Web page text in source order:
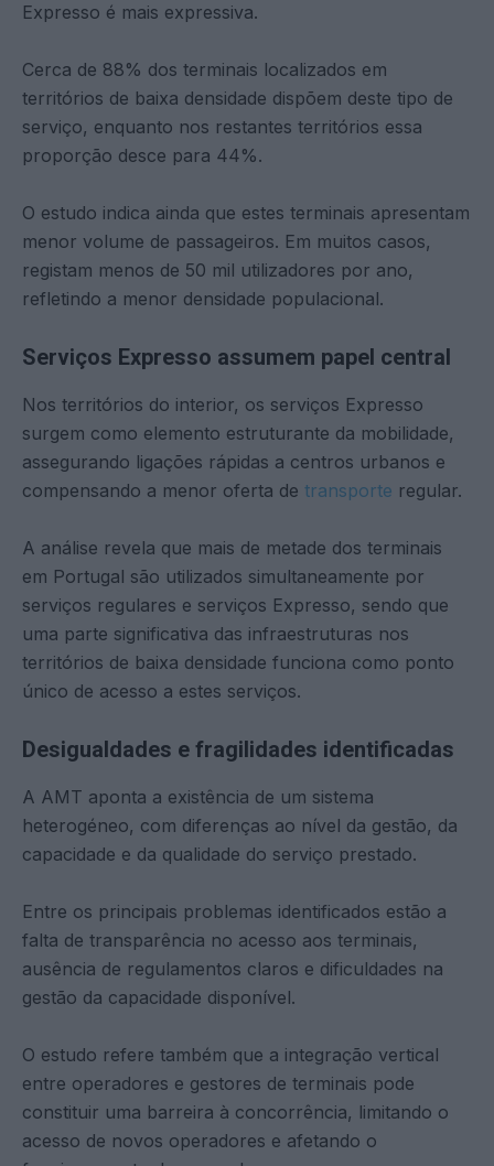
Expresso é mais expressiva.
Cerca de 88% dos terminais localizados em
territórios de baixa densidade dispõem deste tipo de
serviço, enquanto nos restantes territórios essa
proporção desce para 44%.
O estudo indica ainda que estes terminais apresentam
menor volume de passageiros. Em muitos casos,
registam menos de 50 mil utilizadores por ano,
refletindo a menor densidade populacional.
Serviços Expresso assumem papel central
Nos territórios do interior, os serviços Expresso
surgem como elemento estruturante da mobilidade,
assegurando ligações rápidas a centros urbanos e
compensando a menor oferta de transporte regular.
A análise revela que mais de metade dos terminais
em Portugal são utilizados simultaneamente por
serviços regulares e serviços Expresso, sendo que
uma parte significativa das infraestruturas nos
territórios de baixa densidade funciona como ponto
único de acesso a estes serviços.
Desigualdades e fragilidades identificadas
A AMT aponta a existência de um sistema
heterogéneo, com diferenças ao nível da gestão, da
capacidade e da qualidade do serviço prestado.
Entre os principais problemas identificados estão a
falta de transparência no acesso aos terminais,
ausência de regulamentos claros e dificuldades na
gestão da capacidade disponível.
O estudo refere também que a integração vertical
entre operadores e gestores de terminais pode
constituir uma barreira à concorrência, limitando o
acesso de novos operadores e afetando o